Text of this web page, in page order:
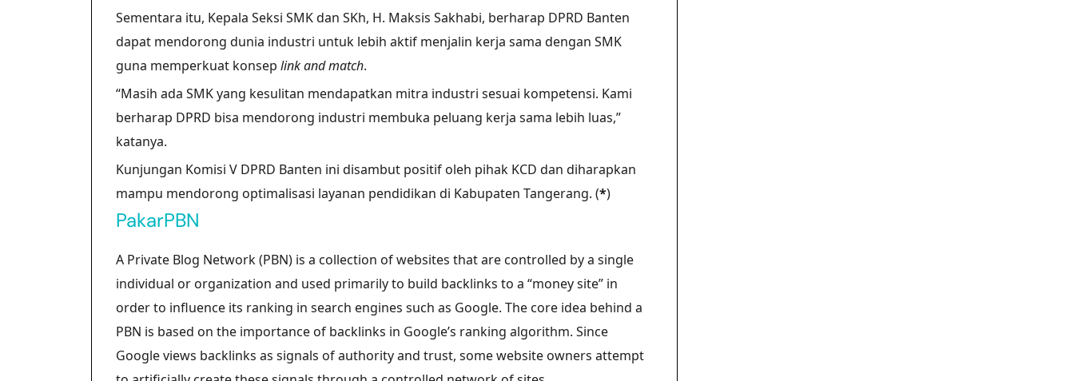
Sementara itu, Kepala Seksi SMK dan SKh, H. Maksis Sakhabi, berharap DPRD Banten
dapat mendorong dunia industri untuk lebih aktif menjalin kerja sama dengan SMK
guna memperkuat konsep link and match.
“Masih ada SMK yang kesulitan mendapatkan mitra industri sesuai kompetensi. Kami
berharap DPRD bisa mendorong industri membuka peluang kerja sama lebih luas,”
katanya.
Kunjungan Komisi V DPRD Banten ini disambut positif oleh pihak KCD dan diharapkan
mampu mendorong optimalisasi layanan pendidikan di Kabupaten Tangerang. (*)
PakarPBN
A Private Blog Network (PBN) is a collection of websites that are controlled by a single
individual or organization and used primarily to build backlinks to a “money site” in
order to influence its ranking in search engines such as Google. The core idea behind a
PBN is based on the importance of backlinks in Google’s ranking algorithm. Since
Google views backlinks as signals of authority and trust, some website owners attempt